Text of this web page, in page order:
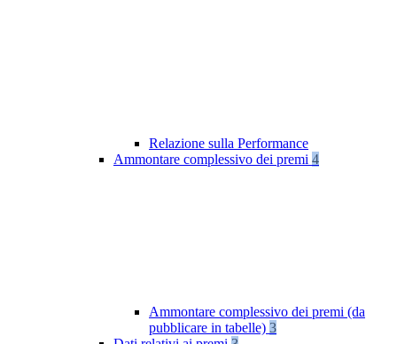
Relazione sulla Performance
Ammontare complessivo dei premi 4
Ammontare complessivo dei premi (da
pubblicare in tabelle) 3